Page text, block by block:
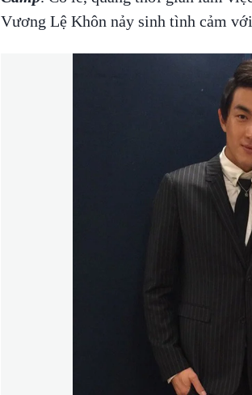
Vương Lệ Khôn nảy sinh tình cảm